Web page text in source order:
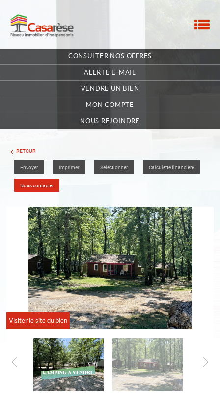
NOTRE RÉSEAU
MA SÉLECTION 0
POSTULEZ EN LIGNE
CONSULTER NOS OFFRES
ALERTE E-MAIL
VENDRE UN BIEN
MON COMPTE
NOUS REJOINDRE
RETOUR
Envoyer Imprimer Sélectionner Calculette financière
Nous contacter
Visiter le site du bien